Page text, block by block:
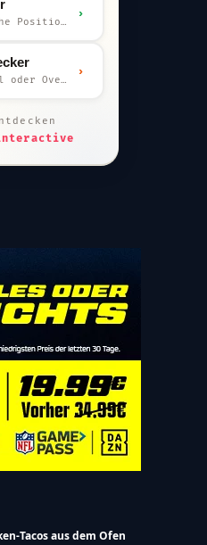
7 Fragen · welche Position bist du?
›
JJ-Chart · Steal oder Overpay?
›
Tacos aus dem Ofen